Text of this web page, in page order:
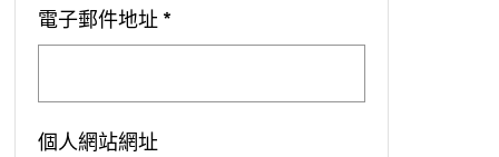
電子郵件地址 *
個人網站網址